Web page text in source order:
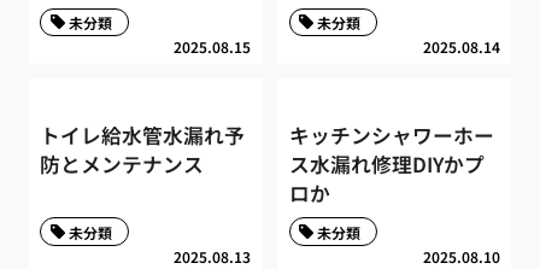
2025.08.15
未分類
2025.08.14
未分類
トイレ給水管水漏れ予
防とメンテナンス
2025.08.13
未分類
キッチンシャワーホー
ス水漏れ修理DIYかプ
ロか
2025.08.10
未分類